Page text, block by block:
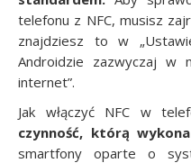
telefonu z NFC, musisz
znajdziesz to w
Androidzie zazwyczaj w
internet”.
Jak włączyć NFC w
czynność, którą
smartfony oparte o